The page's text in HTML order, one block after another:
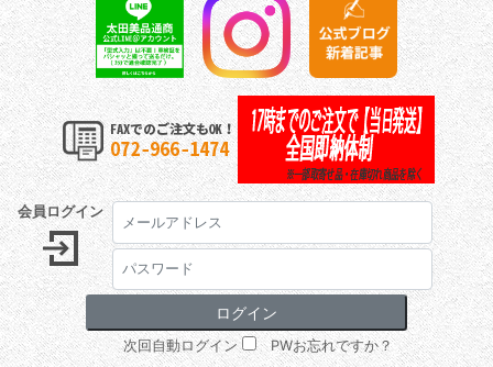
会員ログイン
次回自動ログイン PWお忘れですか？